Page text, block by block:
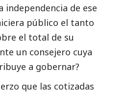
de ese
público el tanto
el total de su
un consejero cuya
a gobernar?
que las cotizadas